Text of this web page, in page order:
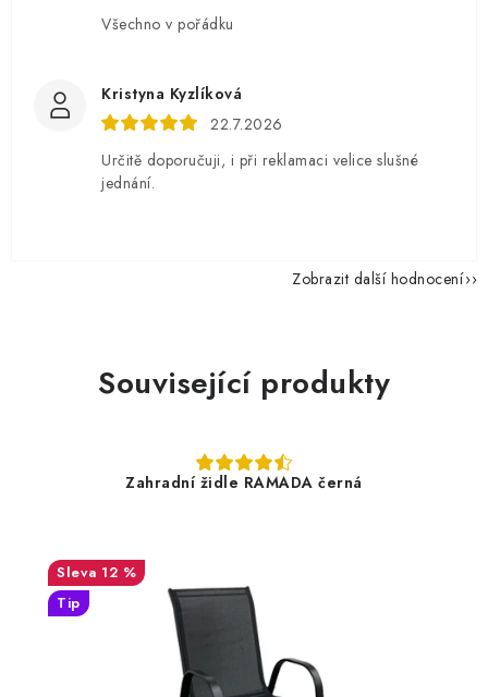
Všechno v pořádku
Kristyna Kyzlíková
22.7.2026
Určitě doporučuji, i při reklamaci velice slušné
jednání.
Zobrazit další hodnocení
Související produkty
Zahradní židle RAMADA černá
12 %
Tip